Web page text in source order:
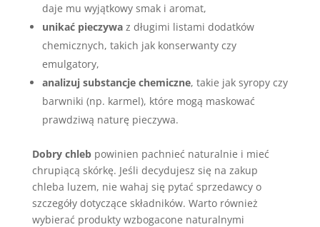
daje mu wyjątkowy smak i aromat,
unikać pieczywaz długimi listami dodatków
chemicznych, takich jak konserwanty czy
emulgatory,
analizuj substancje chemiczne, takie jak syropy czy
barwniki (np. karmel), które mogą maskować
prawdziwą naturę pieczywa.
Dobry chlebpowinien pachnieć naturalnie i mieć
chrupiącą skórkę. Jeśli decydujesz się na zakup
chleba luzem, nie wahaj się pytać sprzedawcy o
szczegóły dotyczące składników. Warto również
wybierać produkty wzbogacone naturalnymi